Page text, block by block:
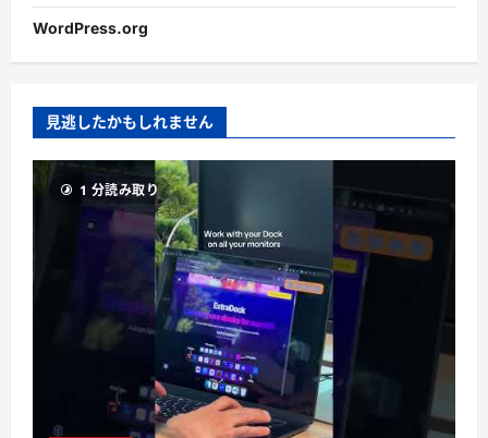
WordPress.org
見逃したかもしれません
1 分読み取り